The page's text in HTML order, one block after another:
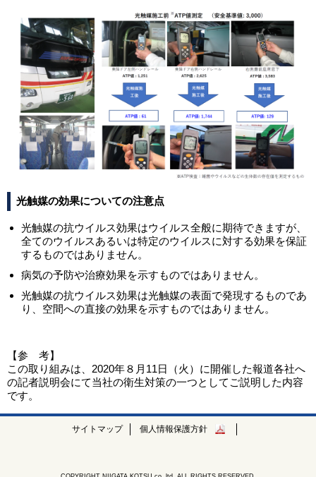
光触媒の効果についての注意点
光触媒の抗ウイルス効果はウイルス全般に期待できますが、
全てのウイルスあるいは特定のウイルスに対する効果を保証
するものではありません。
病気の予防や治療効果を示すものではありません。
光触媒の抗ウイルス効果は光触媒の表面で発現するものであ
り、空間への直接の効果を示すものではありません。
【参 考】
この取り組みは、2020年８月11日（火）に開催した報道各社へ
の記者説明会にて当社の衛生対策の一つとしてご説明した内容
です。
サイトマップ 個人情報保護方針